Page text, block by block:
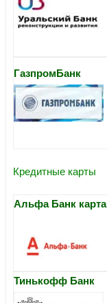
ГазпромБанк
Кредитные карты
Альфа Банк карта
Тинькофф Банк